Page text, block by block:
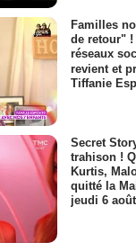
Familles
de retour" !
réseaux
revient et
Tiffanie
Secret
trahison !
Kurtis,
quitté la
jeudi 6